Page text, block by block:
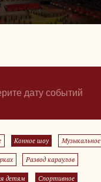
дату событий
Конное шоу Музыкальное
Развод караулов
детям Спортивное